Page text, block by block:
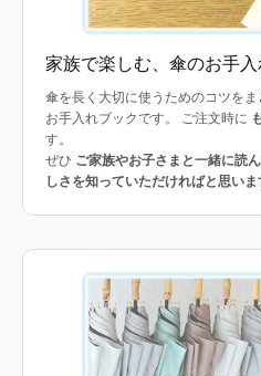
家族で楽しむ、傘のお手入
傘を長く大切に使うためのコツを
お手入れブックです。 ご注文時に
す。
ぜひ ご家族やお子さまと一緒に読
しさを知っていただければと思いま